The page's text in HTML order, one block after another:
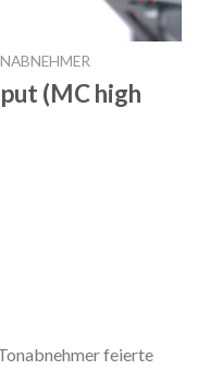
(MC high
feierte